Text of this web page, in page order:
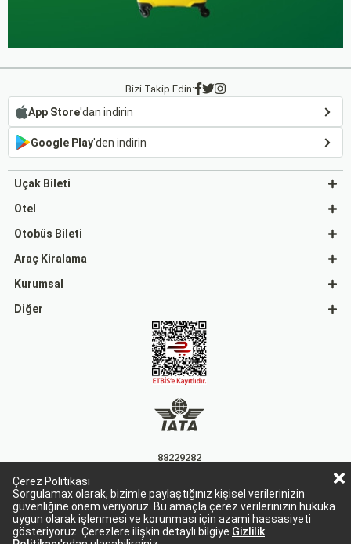
Çerez Politikası
Sorgulamax olarak, bizimle paylaştığınız kişisel verilerinizin
güvenliğine önem veriyoruz. Bu amaçla çerez verilerinizin hukuka
uygun olarak işlenmesi ve korunması için azami hassasiyeti
gösteriyoruz. Çerezlere ilişkin detaylı bilgiye Gizlilik
Bizi Takip Edin:
App Store'dan indirin
Google Play'den indirin
Uçak Bileti
Otel
Otobüs Bileti
Araç Kiralama
Kurumsal
Diğer
88229282
15863